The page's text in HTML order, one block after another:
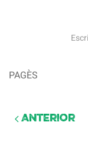
PAGÈS
Anterior